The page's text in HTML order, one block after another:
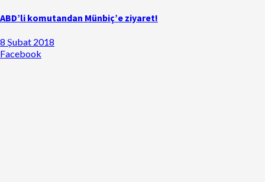
ABD’li komutandan Münbiç’e ziyaret!
8 Şubat 2018
Facebook